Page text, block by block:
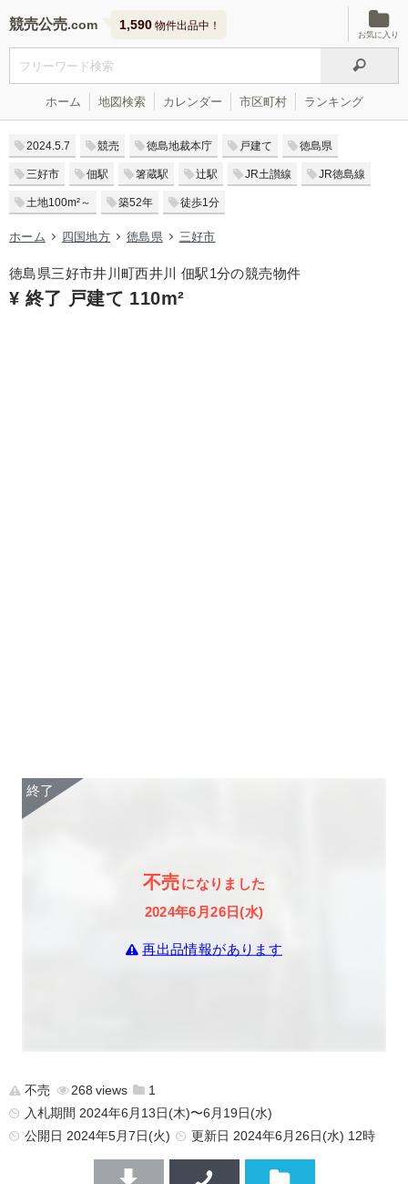
競売公売 1,590 物件出品中！
お気に入り
ホーム 地図検索 カレンダー 市区町村 ランキング
2024.5.7 競売 徳島地裁本庁 戸建て 徳島県
三好市 佃駅 箸蔵駅 辻駅 JR土讃線 JR徳島線
土地100m²～ 築52年 徒歩1分
ホーム 四国地方 徳島県 三好市
徳島県三好市井川町西井川 佃駅1分の競売物件
¥ 終了 戸建て 110m²
不売になりました
2024年6月26日(水)
再出品情報があります
不売 268
1
入札期間 2024年6月13日(木)〜6月19日(水)
公開日 2024年5月7日(火) 更新日 2024年6月26日(水) 12時